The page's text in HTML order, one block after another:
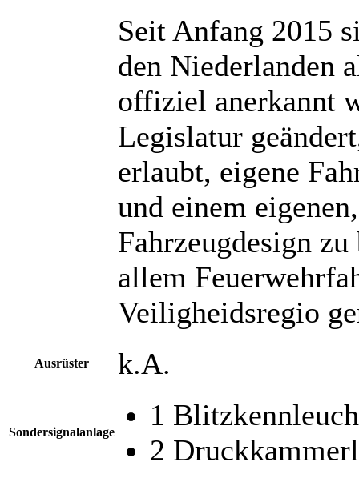
Seit Anfang 2015
den Niederlanden
offiziel anerkannt
Legislatur
erlaubt, eigene
und einem
Fahrzeugdesign
allem
Veiligheidsregio
Ausrüster k.A.
Sondersignalanlage
1
2